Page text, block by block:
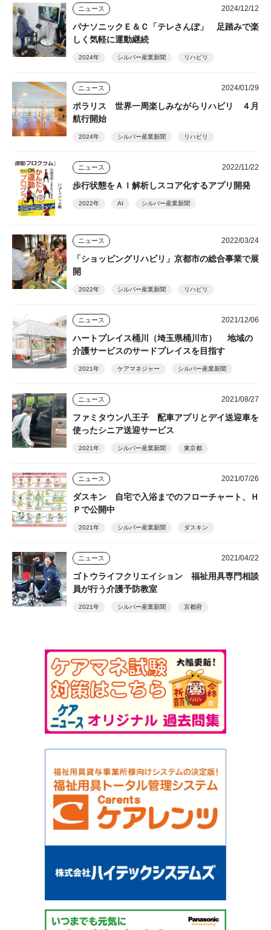
ニュース 2024/12/12
パナソニックＥ＆Ｃ「テレさんぽ」 足踏みで楽
しく気軽に運動継続
2024年 シルバー産業新聞 リハビリ
ニュース 2024/01/29
ポラリス 世界一周楽しみながらリハビリ ４月
航行開始
2024年 シルバー産業新聞 リハビリ
ニュース 2022/11/22
歩行状態をＡＩ解析しスコア化するアプリ開発
2022年 AI シルバー産業新聞
ニュース 2022/03/24
「ショッピングリハビリ」京都市の総合事業で展
開
2022年 シルバー産業新聞 リハビリ
ニュース 2021/12/06
ハートプレイス桶川（埼玉県桶川市） 地域の
介護サービスのサードプレイスを目指す
2021年 ケアマネジャー シルバー産業新聞
ニュース 2021/08/27
ファミタウン八王子 配車アプリとデイ送迎車を
使ったシニア送迎サービス
2021年 シルバー産業新聞 東京都
ニュース 2021/07/26
ダスキン 自宅で入浴までのフローチャート、Ｈ
Ｐで公開中
2021年 シルバー産業新聞 ダスキン
ニュース 2021/04/22
ゴトウライフクリエイション 福祉用具専門相談
員が行う介護予防教室
2021年 シルバー産業新聞 京都府